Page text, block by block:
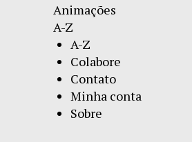
Animações
A-Z
A-Z
Colabore
Contato
Minha conta
Sobre